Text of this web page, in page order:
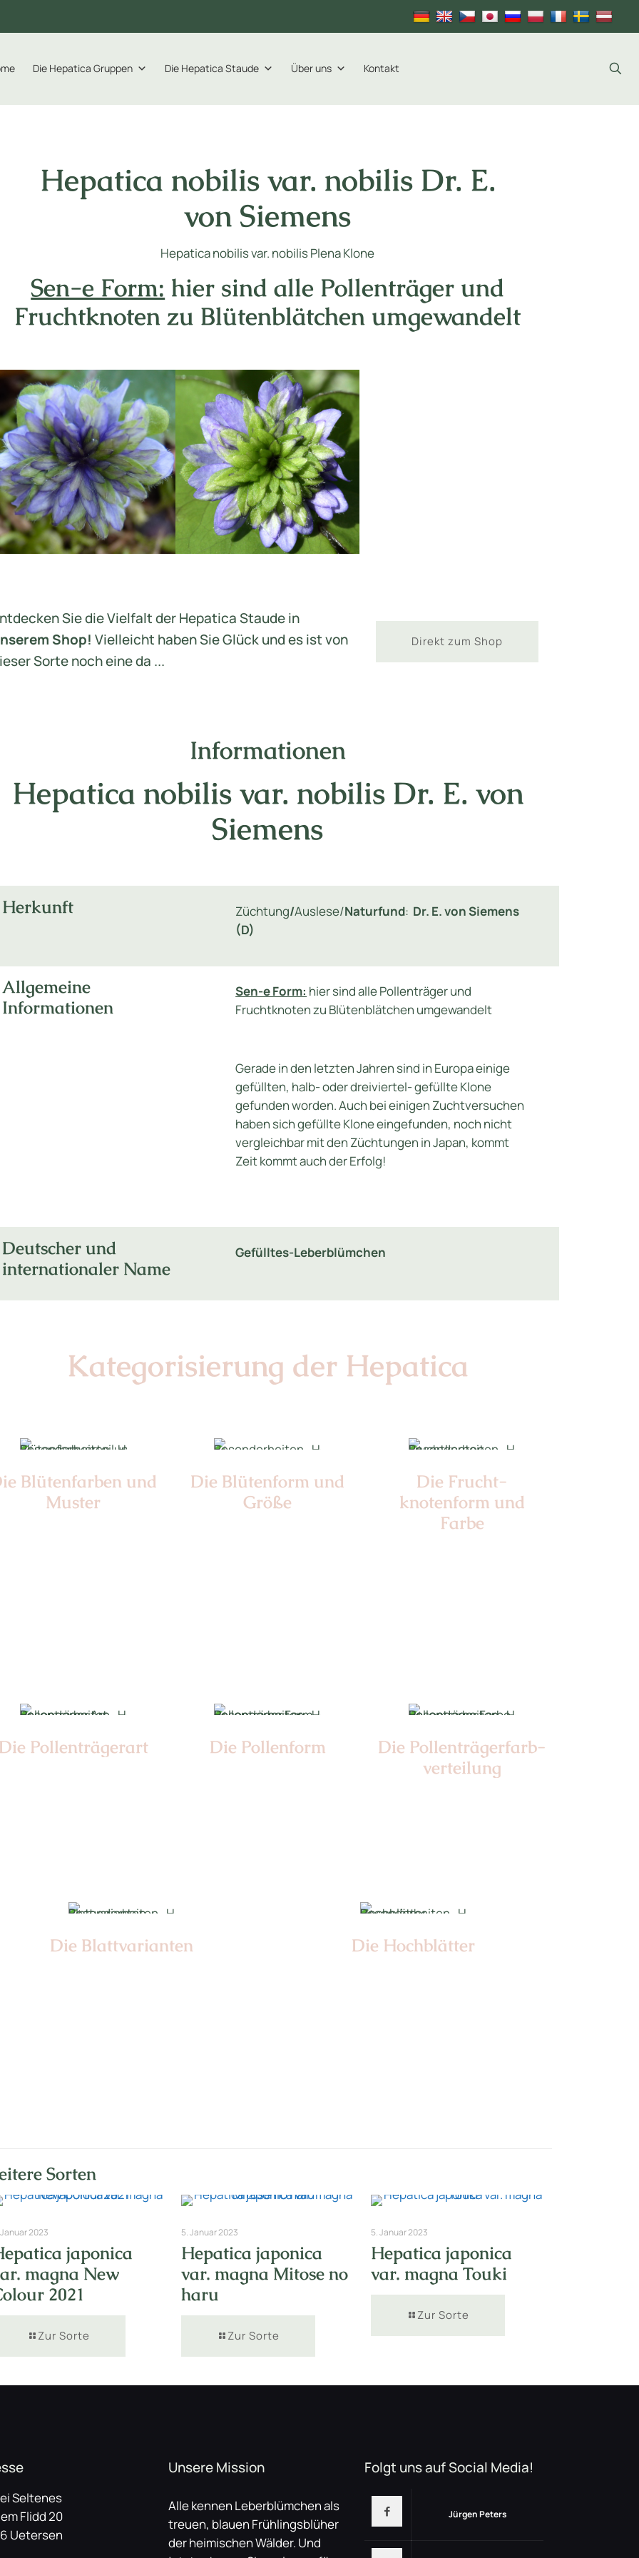
Die Hepatica Gruppen Die Hepatica Staude Über uns Kontakt
Hepatica nobilis var. nobilis Dr. E.
von Siemens
Hepatica nobilis var. nobilis Plena Klone
Sen-e Form: hier sind alle Pollenträger und
Fruchtknoten zu Blütenblätchen umgewandelt
Sie die Vielfalt der Hepatica Staude in
Shop! Vielleicht haben Sie Glück und es ist von
Sorte noch eine da ...
Direkt zum Shop
Informationen
Hepatica nobilis var. nobilis Dr. E. von
Siemens
Herkunft Züchtung/Auslese/Naturfund: Dr. E. von Siemens
(D)
Allgemeine
Informationen
Sen-e Form: hier sind alle Pollenträger und
Fruchtknoten zu Blütenblätchen umgewandelt
Gerade in den letzten Jahren sind in Europa einige
gefüllten, halb- oder dreiviertel- gefüllte Klone
gefunden worden. Auch bei einigen Zuchtversuchen
haben sich gefüllte Klone eingefunden, noch nicht
vergleichbar mit den Züchtungen in Japan, kommt
Zeit kommt auch der Erfolg!
Deutscher und
internationaler Name
Gefülltes-Leberblümchen
Kategorisierung der Hepatica
Blüten­farben und
Muster
Die Blüten­form und
Größe
Die Frucht­
knotenform und
Farbe
Pollen­trägerart Die Pollen­form
Die Pollen­trägerfarb­
verteilung
Die Blattvarianten Die Hochblätter
Sorten
2023
japonica
magna New
2021
Zur Sorte
5. Januar 2023
Hepatica japonica
var. magna Mitose no
haru
Zur Sorte
5. Januar 2023
Hepatica japonica
var. magna Touki
Zur Sorte
Seltenes
Flidd 20
Uetersen
Unsere Mission
Alle kennen Leberblümchen als
treuen, blauen Frühlingsblüher
der heimischen Wälder. Und
Folgt uns auf Social Media!
Jürgen Peters